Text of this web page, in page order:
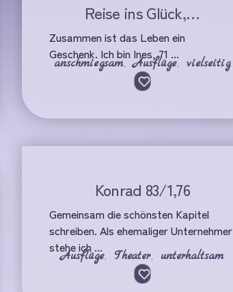
Reise ins Glück,…
Zusammen ist das Leben ein
Geschenk. Ich bin Ines, 71 ...
anschmiegsam,Ausflüge, vielseitig
Konrad 83/1,76
Gemeinsam die schönsten Kapitel
schreiben. Als ehemaliger Unternehmer
stehe ich ...
Ausflüge, Theater, unterhaltsam